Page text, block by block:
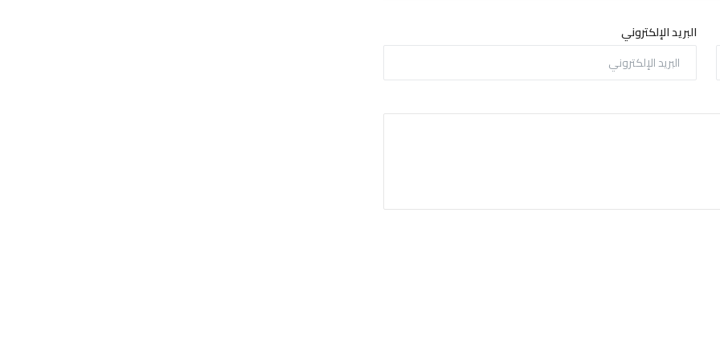
البريد الإلكتروني